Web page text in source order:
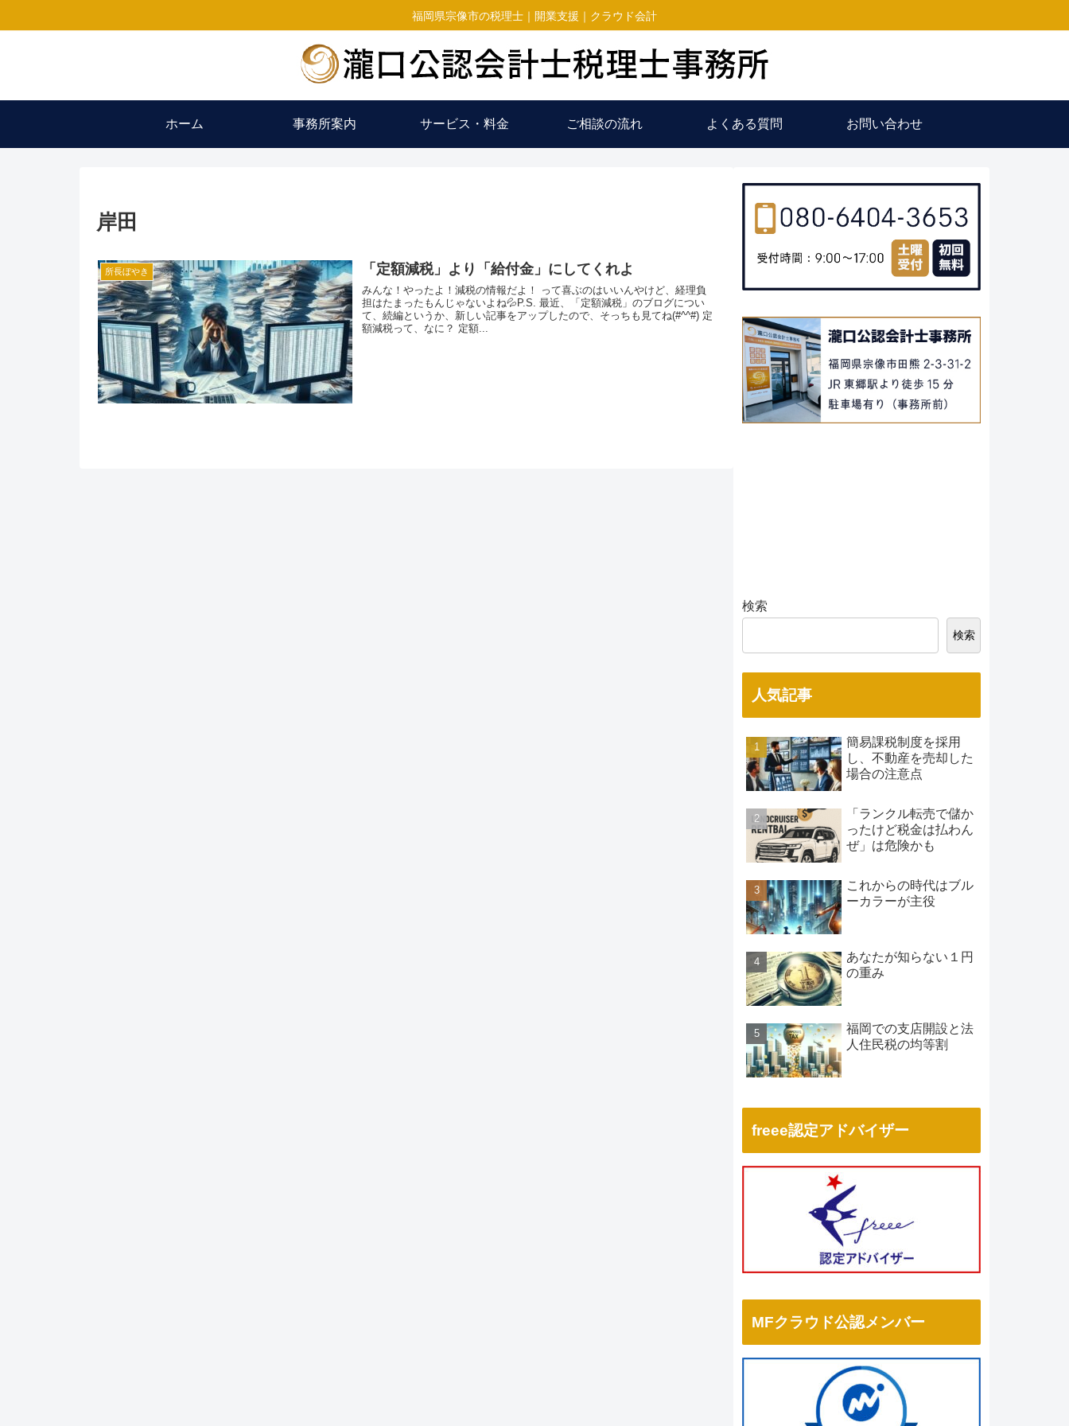
福岡県宗像市の税理士｜開業支援｜クラウド会計
ホーム 事務所案内 サービス・料金 ご相談の流れ よくある質問 お問い合わせ
岸田
所長ぼやき 「定額減税」より「給付金」にしてくれよ
みんな！やったよ！減税の情報だよ！ って喜ぶのはいいんやけど、経理負
担はたまったもんじゃないよね💦P.S. 最近、「定額減税」のブログについ
て、続編というか、新しい記事をアップしたので、そっちも見てね(#^^#) 定
額減税って、なに？ 定額...
検索
検索
人気記事
簡易課税制度を採用
し、不動産を売却した
場合の注意点
「ランクル転売で儲か
ったけど税金は払わん
ぜ」は危険かも
これからの時代はブル
ーカラーが主役
あなたが知らない１円
の重み
福岡での支店開設と法
人住民税の均等割
freee認定アドバイザー
MFクラウド公認メンバー